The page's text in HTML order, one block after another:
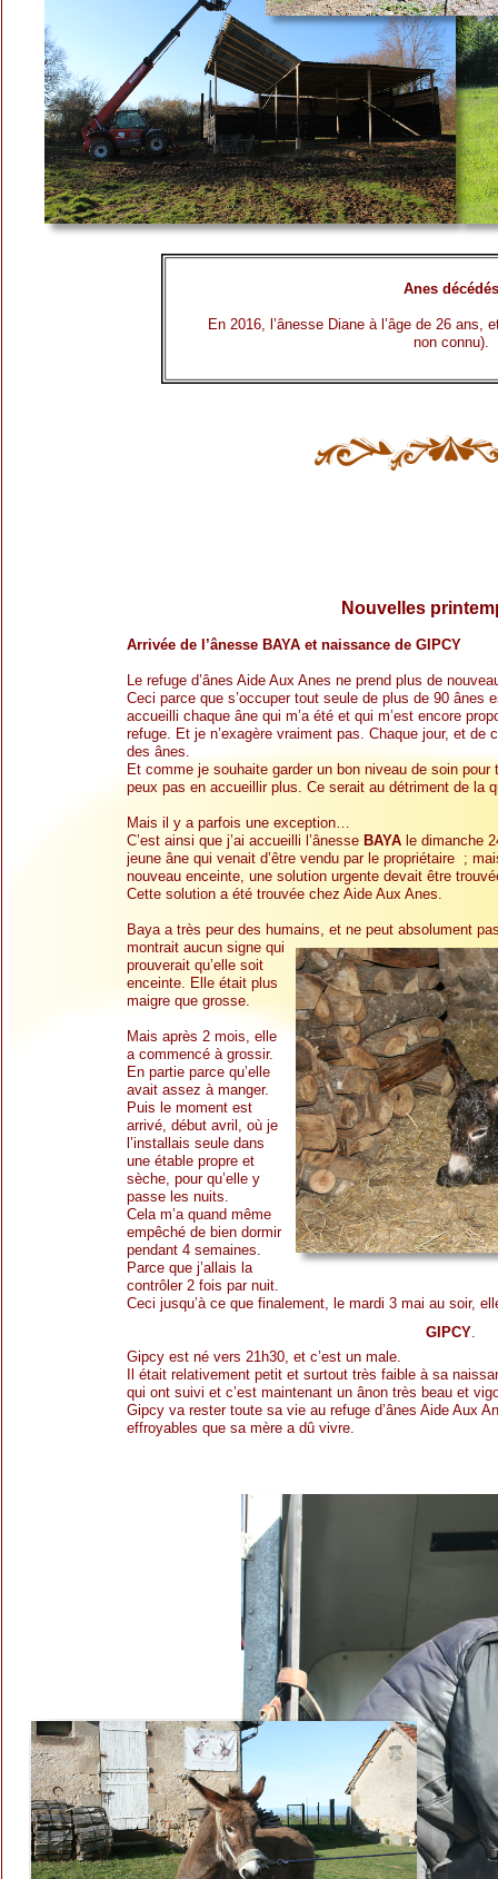
Nouvelles
Arrivée de l’ânesse BAYA et naissance de GIPCY
Le refuge d’ânes Aide Aux Anes ne prend plus de
Ceci parce que s’occuper tout seule de plus de 90 ânes
accueilli chaque âne qui m’a été et qui m’est encore
refuge. Et je n’exagère vraiment pas. Chaque jour, et de
des ânes.
Et comme je souhaite garder un bon niveau de soin
peux pas en accueillir plus. Ce serait au détriment de la
Mais il y a parfois une exception…
C’est ainsi que j’ai accueilli l’ânesse BAYA le dimanche
jeune âne qui venait d’être vendu par le propriétaire ;
nouveau enceinte, une solution urgente devait être
Cette solution a été trouvée chez Aide Aux Anes.
Baya a très peur des humains, et ne peut absolument p
montrait aucun signe qui
prouverait qu’elle soit
enceinte. Elle était plus
maigre que grosse.
Mais après 2 mois, elle
a commencé à grossir.
En partie parce qu’elle
avait assez à manger.
Puis le moment est
arrivé, début avril, où je
l’installais seule dans
une étable propre et
sèche, pour qu’elle y
passe les nuits.
Cela m’a quand même
empêché de bien dormir
pendant 4 semaines.
Parce que j’allais la
contrôler 2 fois par nuit.
Ceci jusqu’à ce que finalement, le mardi 3 mai au soir,
GIPCY.
Gipcy est né vers 21h30, et c’est un male.
Il était relativement petit et surtout très faible à sa
qui ont suivi et c’est maintenant un ânon très beau et
Gipcy va rester toute sa vie au refuge d’ânes Aide Aux
effroyables que sa mère a dû vivre.
Anes décédés
En 2016, l’ânesse Diane à l’âge de 26 ans,
non connu).